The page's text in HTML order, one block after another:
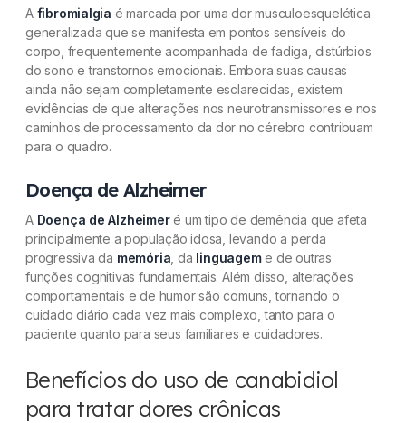
A fibromialgia é marcada por uma dor musculoesquelética
generalizada que se manifesta em pontos sensíveis do
corpo, frequentemente acompanhada de fadiga, distúrbios
do sono e transtornos emocionais. Embora suas causas
ainda não sejam completamente esclarecidas, existem
evidências de que alterações nos neurotransmissores e nos
caminhos de processamento da dor no cérebro contribuam
para o quadro.
Doença de Alzheimer
A Doença de Alzheimeré um tipo de demência que afeta
principalmente a população idosa, levando a perda
progressiva da memória , da linguageme de outras
funções cognitivas fundamentais. Além disso, alterações
comportamentais e de humor são comuns, tornando o
cuidado diário cada vez mais complexo, tanto para o
paciente quanto para seus familiares e cuidadores.
Benefícios do uso de canabidiol
para tratar dores crônicas